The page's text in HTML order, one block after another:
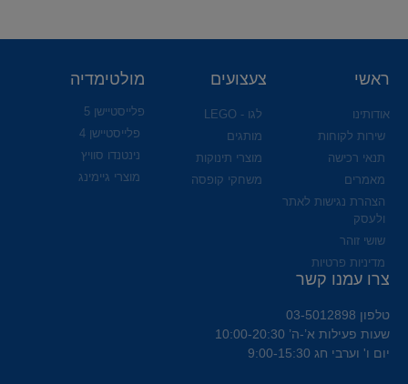
ראשי
אודותינו
שירות לקוחות
תנאי רכישה
מאמרים
הצהרת נגישות לאתר
ולעסק
שושי זוהר
מדיניות פרטיות
צעצועים
לגו - LEGO
מותגים
מוצרי תינוקות
משחקי קופסה
מולטימדיה
פלייסטיישן 5
פלייסטיישן 4
נינטנדו סוויץ
מוצרי גיימינג
צרו עמנו קשר
טלפון 03-5012898
שעות פעילות א’-ה’ 10:00-20:30
יום ו' וערבי חג 9:00-15:30